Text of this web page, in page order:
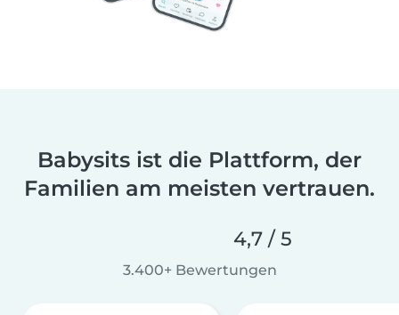
Babysits ist die Plattform, der
Familien am meisten vertrauen.
4,7 / 5
3.400+ Bewertungen